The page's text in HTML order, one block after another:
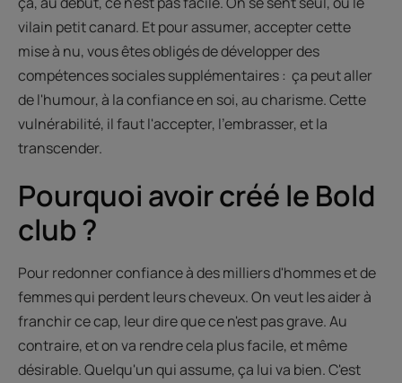
vilain petit canard. Et pour assumer, accepter cette
mise à nu, vous êtes obligés de développer des
compétences sociales supplémentaires : ça peut aller
de l'humour, à la confiance en soi, au charisme. Cette
vulnérabilité, il faut l'accepter, l'embrasser, et la
transcender.
Pourquoi avoir créé le Bold
club ?
Pour redonner confiance à des milliers d'hommes et de
femmes qui perdent leurs cheveux. On veut les aider à
franchir ce cap, leur dire que ce n'est pas grave. Au
contraire, et on va rendre cela plus facile, et même
désirable. Quelqu'un qui assume, ça lui va bien. C'est